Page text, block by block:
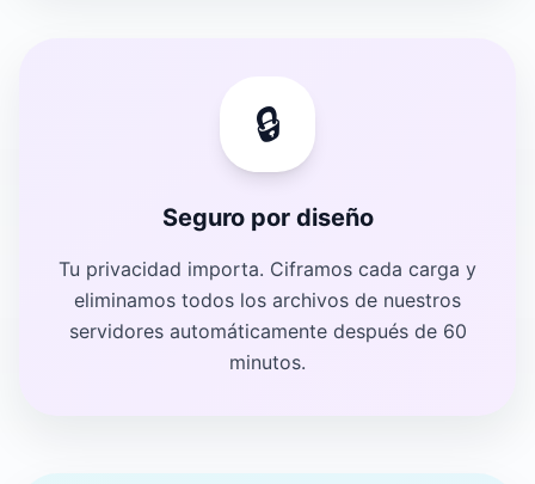
🔒
Seguro por diseño
Tu privacidad importa. Ciframos cada carga y
eliminamos todos los archivos de nuestros
servidores automáticamente después de 60
minutos.